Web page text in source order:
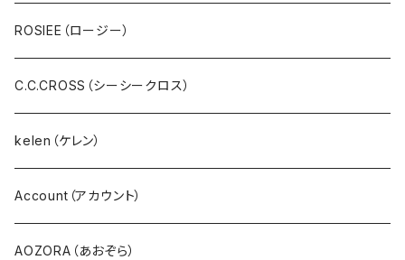
スウェット・パイル・フリース
ボア・フリース
パンツ・ジーンズ･ショートパンツ
デニム
サロペット・サスペンダー・オールインワン
U.M.I(ユーエムアイ)
Spoom（スプーム）
０８Mab（ゼロハチマブ）
FONTANA GRANDE（フォンタナグランデ）
NANEA（ナネア）
ROSIEE（ロージー）
C.C.CROSS（シーシークロス）
kelen（ケレン）
Account（アカウント）
AOZORA（あおぞら）